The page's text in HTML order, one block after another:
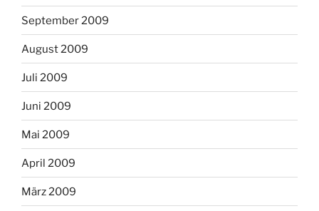
September 2009
August 2009
Juli 2009
Juni 2009
Mai 2009
April 2009
März 2009